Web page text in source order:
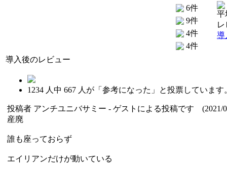
6件
9件
4件
4件
平
導
導入後のレビュー
1234 人中 667 人が「参考になった」と投票しています
投稿者 アンチユニバサミー - ゲストによる投稿です (2021/
産廃
誰も座っておらず
エイリアンだけが動いている